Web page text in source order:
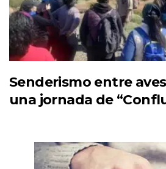
Senderismo entre
una jornada de